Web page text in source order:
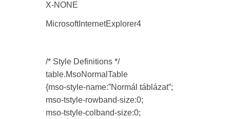
X-NONE
MicrosoftInternetExplorer4
/* Style Definitions */
table.MsoNormalTable
{mso-style-name:”Normál táblázat”;
mso-tstyle-rowband-size:0;
mso-tstyle-colband-size:0;